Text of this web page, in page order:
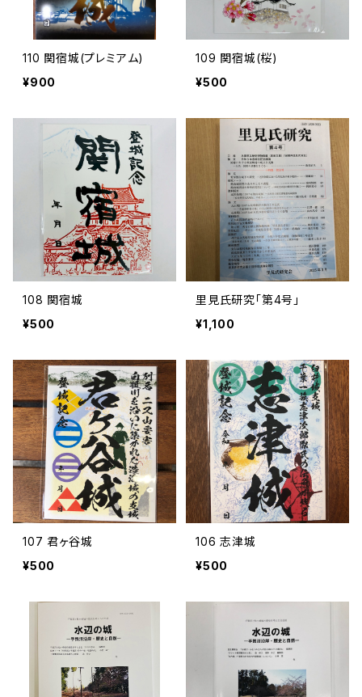
110 関宿城(プレミアム)
¥900
109 関宿城(桜)
¥500
108 関宿城
¥500
里見氏研究「第4号」
¥1,100
107 君ヶ谷城
¥500
106 志津城
¥500